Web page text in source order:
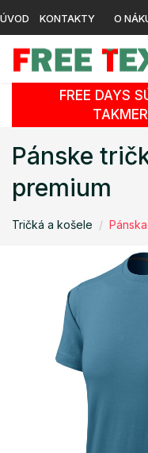
ÚVOD KONTAKTY O
FREE DAYS
Pánske
premium
Tričká a košele